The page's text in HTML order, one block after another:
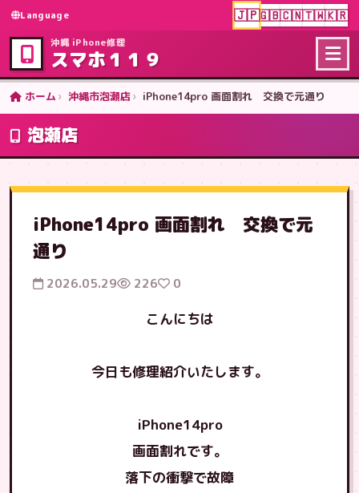
Language 🇯🇵🇬🇧🇨🇳🇹🇼🇰🇷
沖縄 iPhone修理
スマホ１１９
ホーム 沖縄市泡瀬店 iPhone14pro 画面割れ 交換で元通り
泡瀬店
iPhone14pro 画面割れ 交換で元
通り
2026.05.29 226 0
こんにちは
今日も修理紹介いたします。
iPhone14pro
画面割れです。
落下の衝撃で故障